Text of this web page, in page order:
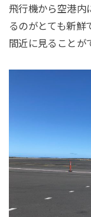
飛行機から空港内
るのがとても新鮮
間近に見ることが